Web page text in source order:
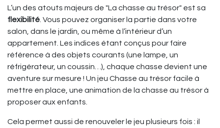
L’un des atouts majeurs de "La chasse au trésor" est sa
flexibilité. Vous pouvez organiser la partie dans votre
salon, dans le jardin, ou même à l’intérieur d’un
appartement. Les indices étant conçus pour faire
référence à des objets courants (une lampe, un
réfrigérateur, un coussin…), chaque chasse devient une
aventure sur mesure ! Un jeu Chasse au trésor facile à
mettre en place, une animation de la chasse au trésor à
proposer aux enfants.
Cela permet aussi de renouveler le jeu plusieurs fois : il